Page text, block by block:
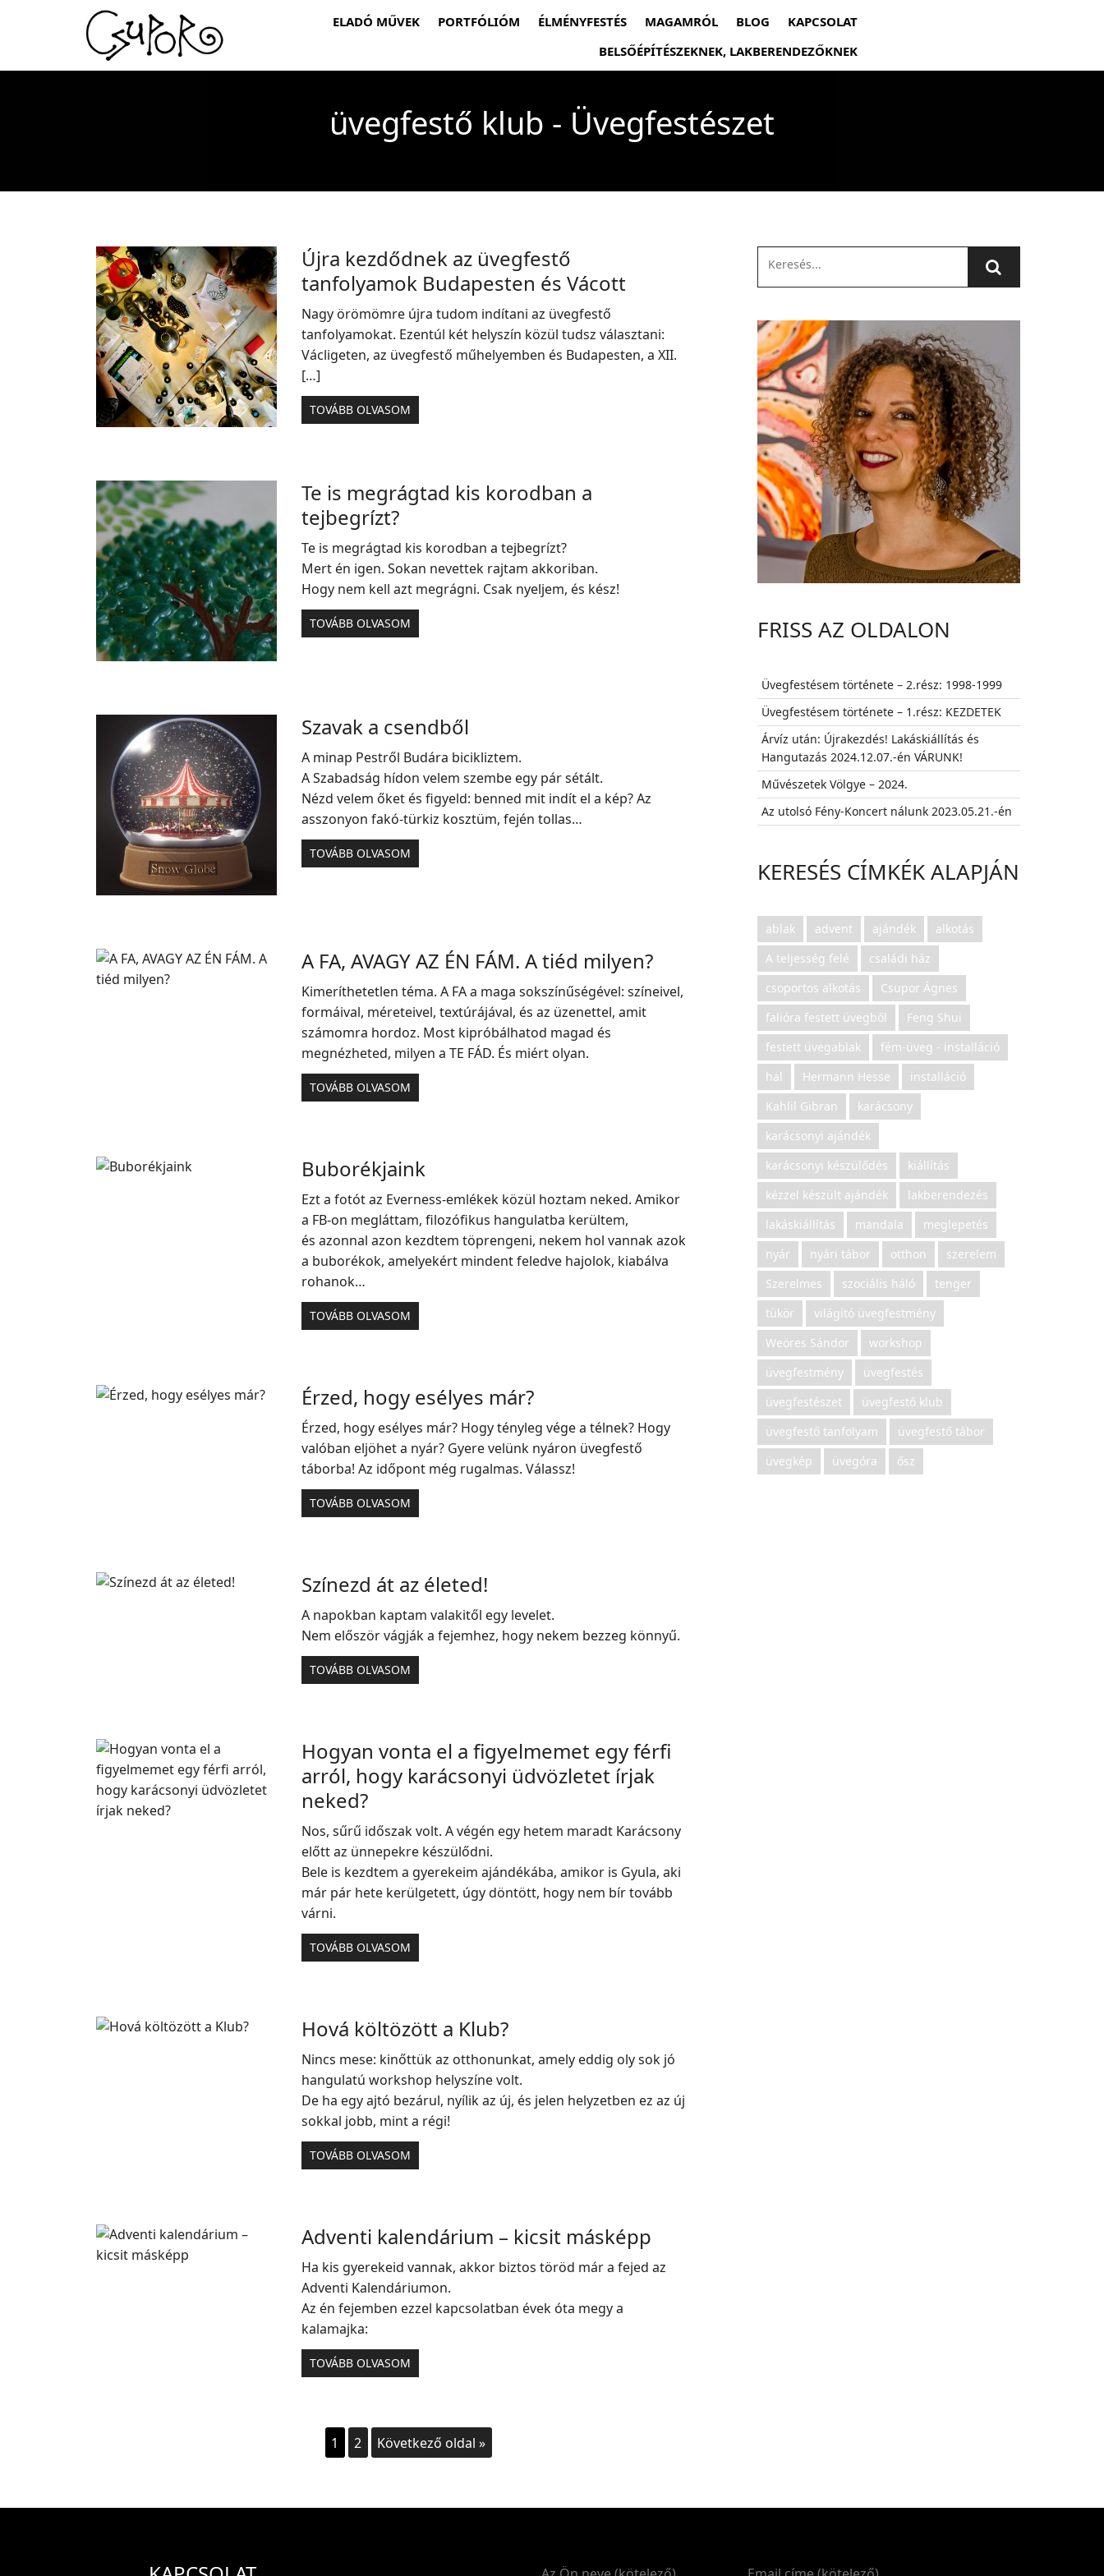
ELADÓ MŰVEK PORTFÓLIÓM ÉLMÉNYFESTÉS MAGAMRÓL BLOG
KAPCSOLAT
BELSŐÉPÍTÉSZEKNEK, LAKBERENDEZŐKNEK
üvegfestő klub - Üvegfestészet
Újra kezdődnek az üvegfestő
tanfolyamok Budapesten és Vácott
Nagy örömömre újra tudom indítani az üvegfestő
tanfolyamokat. Ezentúl két helyszín közül tudsz választani:
Václigeten, az üvegfestő műhelyemben és Budapesten, a XII.
[…]
TOVÁBB OLVASOM
Te is megrágtad kis korodban a
tejbegrízt?
Te is megrágtad kis korodban a tejbegrízt?
Mert én igen. Sokan nevettek rajtam akkoriban.
Hogy nem kell azt megrágni. Csak nyeljem, és kész!
TOVÁBB OLVASOM
Szavak a csendből
A minap Pestről Budára bicikliztem.
A Szabadság hídon velem szembe egy pár sétált.
Nézd velem őket és figyeld: benned mit indít el a kép? Az
asszonyon fakó-türkiz kosztüm, fején tollas…
TOVÁBB OLVASOM
A FA, AVAGY AZ ÉN FÁM. A tiéd milyen?
Kimeríthetetlen téma. A FA a maga sokszínűségével: színeivel,
formáival, méreteivel, textúrájával, és az üzenettel, amit
számomra hordoz. Most kipróbálhatod magad és
megnézheted, milyen a TE FÁD. És miért olyan.
TOVÁBB OLVASOM
Buborékjaink
Ezt a fotót az Everness-emlékek közül hoztam neked. Amikor
a FB-on megláttam, filozófikus hangulatba kerültem,
és azonnal azon kezdtem töprengeni, nekem hol vannak azok
a buborékok, amelyekért mindent feledve hajolok, kiabálva
rohanok…
TOVÁBB OLVASOM
Érzed, hogy esélyes már?
Érzed, hogy esélyes már? Hogy tényleg vége a télnek? Hogy
valóban eljöhet a nyár? Gyere velünk nyáron üvegfestő
táborba! Az időpont még rugalmas. Válassz!
TOVÁBB OLVASOM
Színezd át az életed!
A napokban kaptam valakitől egy levelet.
Nem először vágják a fejemhez, hogy nekem bezzeg könnyű.
TOVÁBB OLVASOM
Hogyan vonta el a figyelmemet egy férfi
arról, hogy karácsonyi üdvözletet írjak
neked?
Nos, sűrű időszak volt. A végén egy hetem maradt Karácsony
előtt az ünnepekre készülődni.
Bele is kezdtem a gyerekeim ajándékába, amikor is Gyula, aki
már pár hete kerülgetett, úgy döntött, hogy nem bír tovább
várni.
TOVÁBB OLVASOM
Hová költözött a Klub?
Nincs mese: kinőttük az otthonunkat, amely eddig oly sok jó
hangulatú workshop helyszíne volt.
De ha egy ajtó bezárul, nyílik az új, és jelen helyzetben ez az új
sokkal jobb, mint a régi!
TOVÁBB OLVASOM
Adventi kalendárium – kicsit másképp
Ha kis gyerekeid vannak, akkor biztos töröd már a fejed az
Adventi Kalendáriumon.
Az én fejemben ezzel kapcsolatban évek óta megy a
kalamajka:
TOVÁBB OLVASOM
1 2 Következő oldal »
FRISS AZ OLDALON
Üvegfestésem története – 2.rész: 1998-1999
Üvegfestésem története – 1.rész: KEZDETEK
Árvíz után: Újrakezdés! Lakáskiállítás és
Hangutazás 2024.12.07.-én VÁRUNK!
Művészetek Völgye – 2024.
Az utolsó Fény-Koncert nálunk 2023.05.21.-én
KERESÉS CÍMKÉK ALAPJÁN
ablak advent ajándék
alkotás
A teljesség felé
családi ház
csoportos alkotás
Csupor Ágnes
falióra festett üvegből
Feng Shui
festett üvegablak
fém-üveg - installáció
hal
Hermann Hesse
installáció
Kahlil Gibran
karácsony
karácsonyi ajándék
karácsonyi készülődés
kiállítás
kézzel készült ajándék
lakberendezés
lakáskiállítás
mandala
meglepetés
nyár
nyári tábor otthon
szerelem
Szerelmes
szociális háló
tenger
tükör
világító üvegfestmény
Weöres Sándor
workshop
üvegfestmény
üvegfestés
üvegfestészet
üvegfestő klub
üvegfestő tanfolyam
üvegfestő tábor
üvegkép
üvegóra ősz